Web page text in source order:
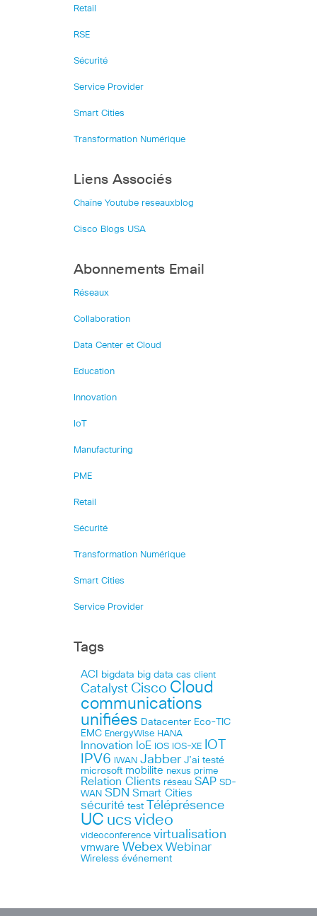
Retail
RSE
Sécurité
Service Provider
Smart Cities
Transformation Numérique
Liens Associés
Chaîne Youtube reseauxblog
Cisco Blogs USA
Abonnements Email
Réseaux
Collaboration
Data Center et Cloud
Education
Innovation
IoT
Manufacturing
PME
Retail
Sécurité
Transformation Numérique
Smart Cities
Service Provider
Tags
ACI bigdata big data cas client
Catalyst Cisco Cloud
communications
unifiées Datacenter Eco-TIC
EMC EnergyWise HANA
Innovation IoE IOS IOS-XE IOT
IPV6 IWAN Jabber J’ai testé
microsoft mobilite nexus prime
Relation Clients réseau SAP SD-
WAN SDN Smart Cities
sécurité test Téléprésence
UC ucs video
videoconference virtualisation
vmware Webex Webinar
Wireless événement